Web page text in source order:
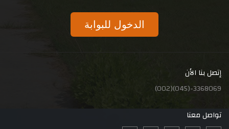
الدخول للبوابة